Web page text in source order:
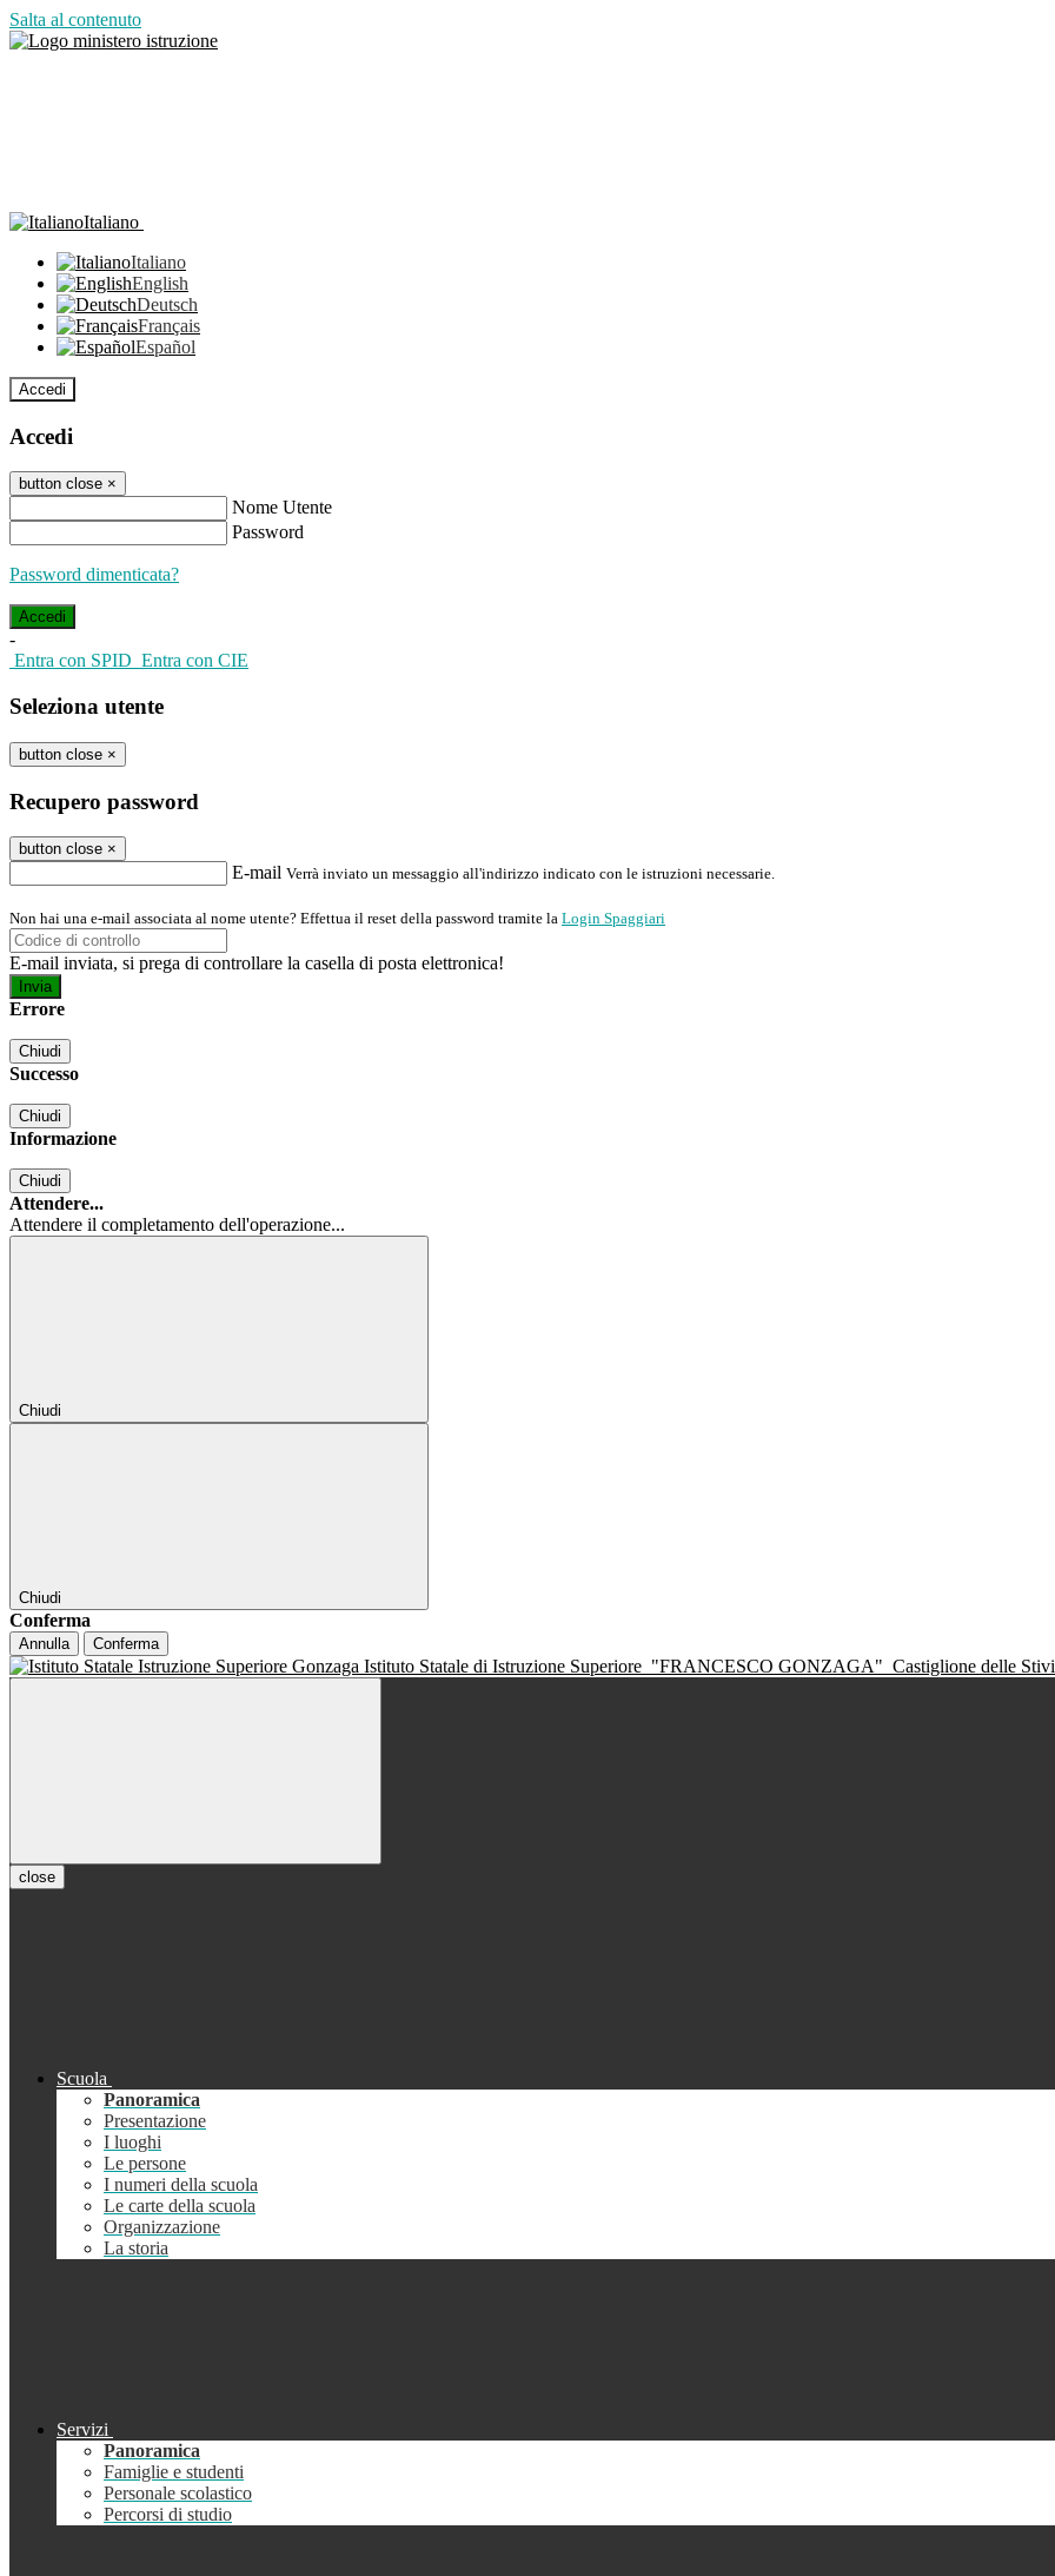
Salta al contenuto
Italiano
Italiano
English
Deutsch
Français
Español
Accedi
Accedi
button close ×
Nome Utente
Password
Password dimenticata?
-
Entra con SPID Entra con CIE
Seleziona utente
button close ×
Recupero password
button close ×
E-mail Verrà inviato un messaggio all'indirizzo indicato con le istruzioni necessarie.
Non hai una e-mail associata al nome utente? Effettua il reset della password tramite la Login Spaggiari
E-mail inviata, si prega di controllare la casella di posta elettronica!
Errore
Chiudi
Successo
Chiudi
Informazione
Chiudi
Attendere...
Attendere il completamento dell'operazione...
Chiudi
Chiudi
Conferma
Annulla Conferma
Istituto Statale di Istruzione Superiore "FRANCESCO GONZAGA" Castiglione delle
close
Scuola
Panoramica
Presentazione
I luoghi
Le persone
I numeri della scuola
Le carte della scuola
Organizzazione
La storia
Servizi
Panoramica
Famiglie e studenti
Personale scolastico
Percorsi di studio